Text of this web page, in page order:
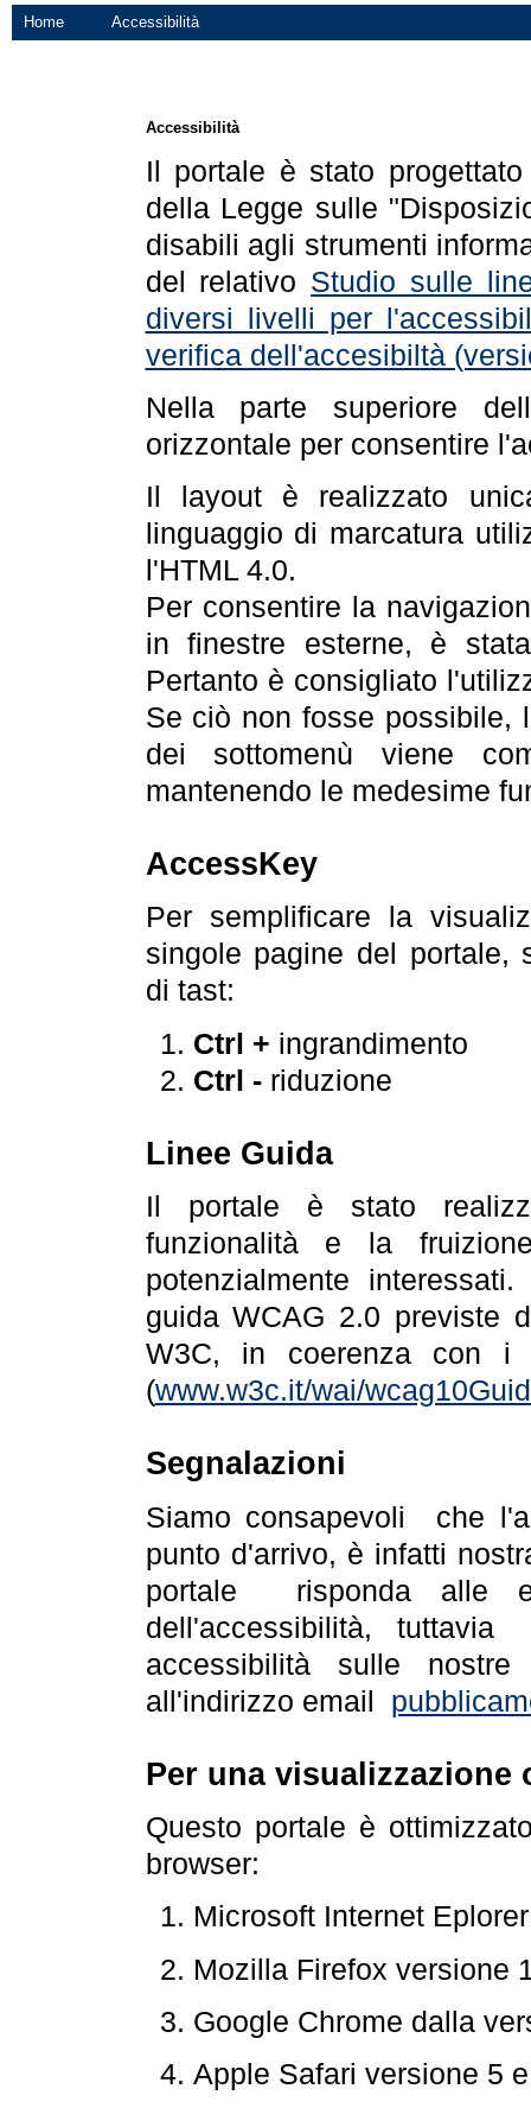
Home Accessibilità
Accessibilità
Il portale è stato
della Legge sulle
disabili agli strumenti
del relativo Studio sulle
diversi livelli per
verifica dell'accesibiltà
Nella parte superiore
orizzontale per consentire
Il layout è realizzato
linguaggio di marcatura
l'HTML 4.0.
Per consentire la
in finestre esterne, è
Pertanto è consigliato
Se ciò non fosse possibile,
dei sottomenù viene
mantenendo le medesime
AccessKey
Per semplificare la
singole pagine del portale,
di tast:
Ctrl + ingrandimento
Ctrl -riduzione
Linee Guida
Il portale è stato
funzionalità e la
potenzialmente
guida WCAG 2.0 previste
W3C, in coerenza con i
(www.w3c.it/wai/
Segnalazioni
Siamo consapevoli che
punto d'arrivo, è infatti
portale risponda alle
dell'accessibilità,
accessibilità sulle
all'indirizzo email
Per una visualizzazione
Questo portale è
browser:
Microsoft Internet
Mozilla Firefox versione
Google Chrome dalla
Apple Safari versione 5